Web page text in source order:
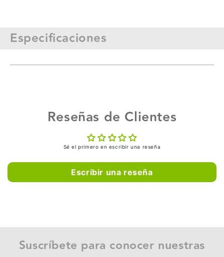
Especificaciones
Reseñas de Clientes
Sé el primero en escribir una reseña
Escribir una reseña
Suscríbete para conocer nuestras